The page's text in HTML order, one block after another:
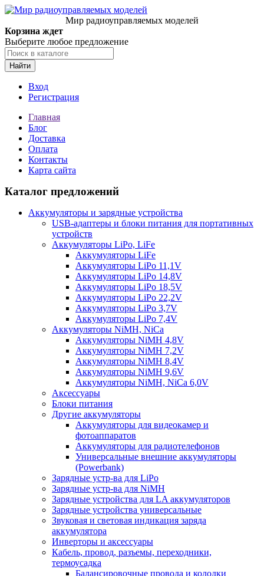
Мир радиоуправляемых моделей
Корзина ждет
Выберите любое предложение
Найти
Вход
Регистрация
Главная
Блог
Доставка
Оплата
Контакты
Карта сайта
Каталог предложений
Аккумуляторы и зарядные устройства
USB-адаптеры и блоки питания для портативных
устройств
Аккумуляторы LiPo, LiFe
Аккумуляторы LiFe
Аккумуляторы LiPo 11,1V
Аккумуляторы LiPo 14,8V
Аккумуляторы LiPo 18,5V
Аккумуляторы LiPo 22,2V
Аккумуляторы LiPo 3,7V
Аккумуляторы LiPo 7,4V
Аккумуляторы NiMH, NiCa
Аккумуляторы NiMH 4,8V
Аккумуляторы NiMH 7,2V
Аккумуляторы NiMH 8,4V
Аккумуляторы NiMH 9,6V
Аккумуляторы NiMH, NiCa 6,0V
Аксессуары
Блоки питания
Другие аккумуляторы
Аккумуляторы для видеокамер и
фотоаппаратов
Аккумуляторы для радиотелефонов
Универсальные внешние аккумуляторы
(Powerbank)
Зарядные устр-ва для LiPo
Зарядные устр-ва для NiMH
Зарядные устройства для LA аккумуляторов
Зарядные устройства универсальные
Звуковая и световая индикация заряда
аккумулятора
Инверторы и аксессуары
Кабель, провод, разъемы, переходники,
термоусадка
Балансировочные провода и колодки